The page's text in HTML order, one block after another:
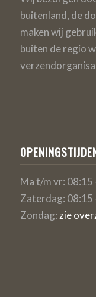
buitenland, de
maken wij
buiten de regio
Ma t/m vr: 08:15
Zaterdag: 08:15
Zondag:zie